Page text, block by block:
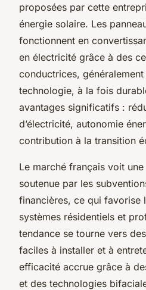
proposées par cette
énergie solaire. Les
fonctionnent en
en électricité grâce à des
conductrices,
technologie, à la fois
avantages significatifs :
d’électricité, autonomie
contribution à la transition
Le marché français voit
soutenue par les
financières, ce qui favorise
systèmes résidentiels et
tendance se tourne vers
faciles à installer et à
efficacité accrue grâce à
et des technologies